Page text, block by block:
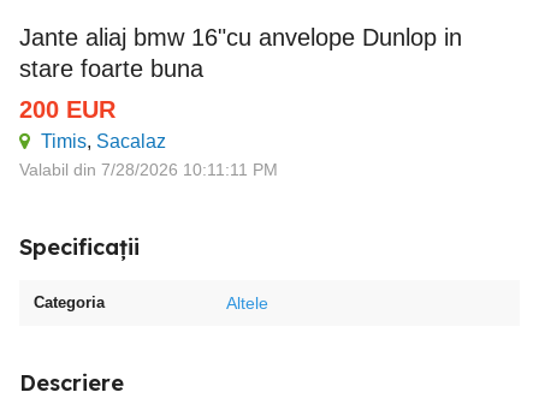
jante aliaj bmw 16"cu anvelope Dunlop in
stare foarte buna
200 EUR
Timis, Sacalaz
Valabil din 7/28/2026 10:11:11 PM
Specificații
Categoria Altele
Descriere